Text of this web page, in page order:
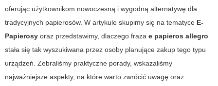
oferując użytkownikom nowoczesną i wygodną alternatywę dla
tradycyjnych papierosów. W artykule skupimy się na tematyce E-
Papierosy oraz przedstawimy, dlaczego fraza e papieros allegro
stała się tak wyszukiwana przez osoby planujące zakup tego typu
urządzeń. Zebraliśmy praktyczne porady, wskazaliśmy
najważniejsze aspekty, na które warto zwrócić uwagę oraz